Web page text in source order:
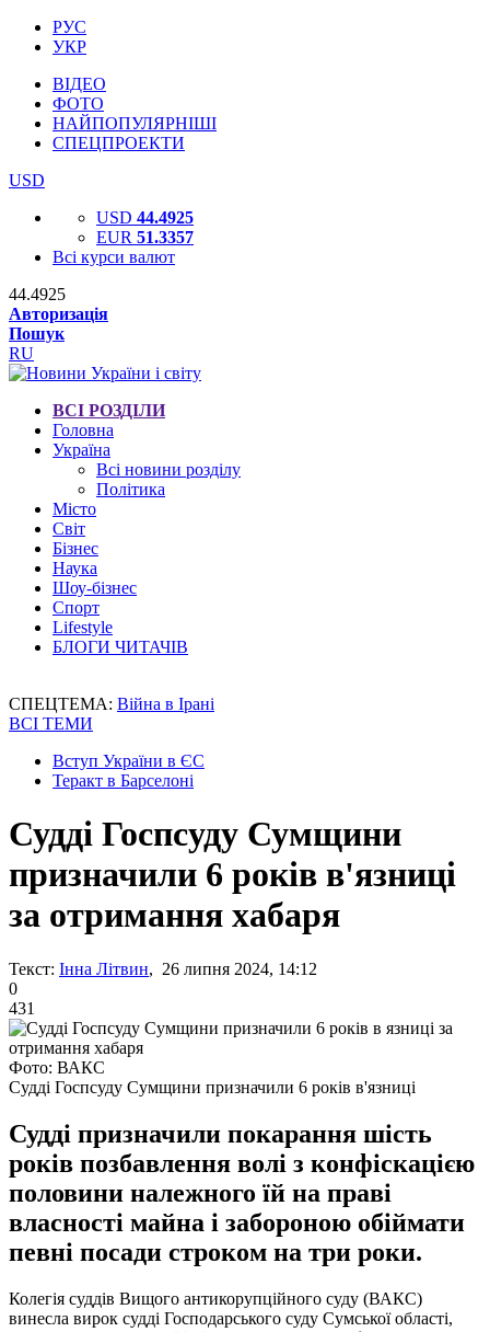
РУС
УКР
ВІДЕО
ФОТО
НАЙПОПУЛЯРНІШІ
СПЕЦПРОЕКТИ
USD
USD 44.4925
EUR 51.3357
Всі курси валют
44.4925
Авторизація
Пошук
RU
ВСІ РОЗДІЛИ
Головна
Україна
Всі новини розділу
Політика
Місто
Світ
Бізнес
Наука
Шоу-бізнес
Спорт
Lifestyle
БЛОГИ ЧИТАЧІВ
СПЕЦТЕМА: Війна в Ірані
ВСІ ТЕМИ
Вступ України в ЄС
Теракт в Барселоні
Судді Госпсуду Сумщини
призначили 6 років в'язниці
за отримання хабаря
Текст: Інна Літвин, 26 липня 2024, 14:12
0
431
Фото: ВАКС
Судді Госпсуду Сумщини призначили 6 років в'язниці
Судді призначили покарання шість
років позбавлення волі з конфіскацією
половини належного їй на праві
власності майна і забороною обіймати
певні посади строком на три роки.
Колегія суддів Вищого антикорупційного суду (ВАКС)
винесла вирок судді Господарського суду Сумської області,